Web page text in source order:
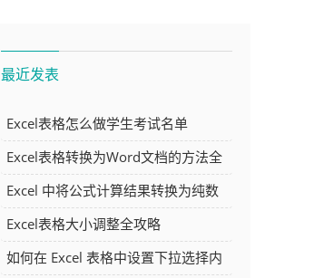
最近发表
Excel表格怎么做学生考试名单
Excel表格转换为Word文档的方法全
解析
Excel 中将公式计算结果转换为纯数
字的多种方法
Excel表格大小调整全攻略
如何在 Excel 表格中设置下拉选择内